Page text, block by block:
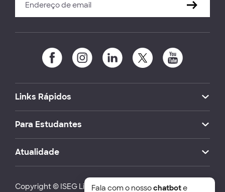
Links Rápidos
Para Estudantes
Atualidade
Copyright © ISEG Lisbon School of Economics and
Fala com o nossochatbote